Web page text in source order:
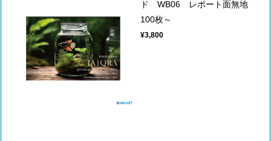
ド WB06 レポート面無地
100枚～
¥3,800